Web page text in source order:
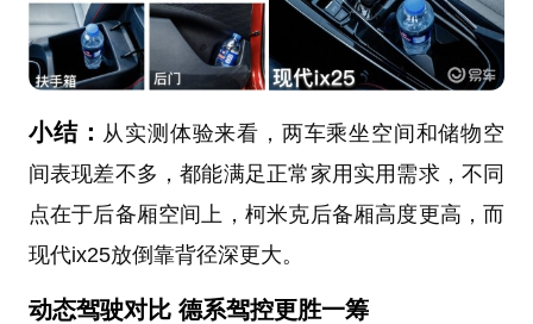
小结： 从实测体验来看，两车乘坐空间和储物空
间表现差不多，都能满足正常家用实用需求，不同
点在于后备厢空间上，柯米克后备厢高度更高，而
现代ix25放倒靠背径深更大。
动态驾驶对比 德系驾控更胜一筹